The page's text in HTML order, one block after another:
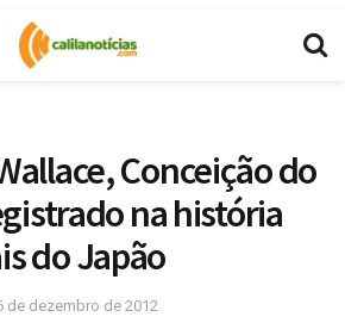
Conceição do
na história
do Japão
de dezembro de 2012